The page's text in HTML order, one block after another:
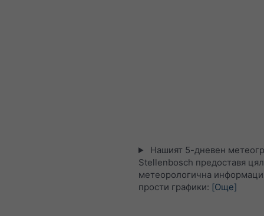
Нашият 5-дневен
Stellenbosch предоставя
метеорологична
прости графики: [Още]